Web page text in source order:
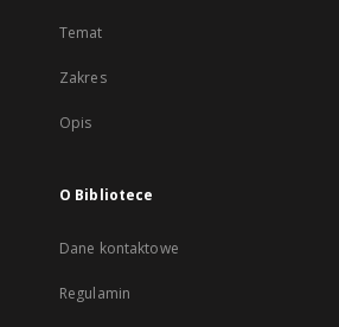
Temat
Zakres
Opis
O Bibliotece
Dane kontaktowe
Regulamin